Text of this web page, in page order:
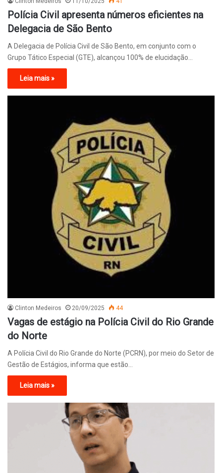
Polícia Civil apresenta números eficientes na
Delegacia de São Bento
A Delegacia de Polícia Civil de São Bento, em conjunto com o
Grupo Tático Especial (GTE), alcançou 100% de elucidação…
Leia mais »
Clinton Medeiros 20/09/2025 44
Vagas de estágio na Polícia Civil do Rio Grande
do Norte
A Polícia Civil do Rio Grande do Norte (PCRN), por meio do Setor de
Gestão de Estágios, informa que estão…
Leia mais »